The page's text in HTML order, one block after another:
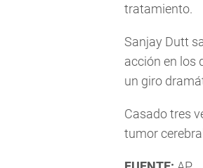
tratamiento.
Sanjay Dutt
acción en los
un giro
Casado tres
tumor